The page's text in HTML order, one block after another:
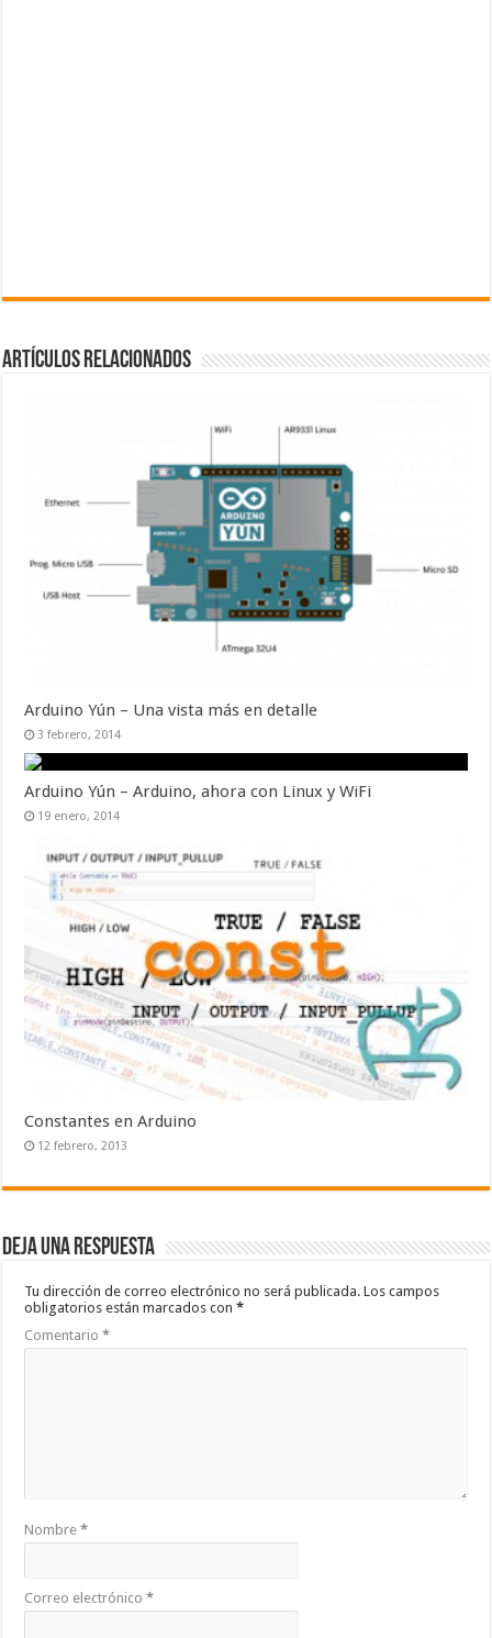
Artículos Relacionados
Arduino Yún – Una vista más en detalle
3 febrero, 2014
Arduino Yún – Arduino, ahora con Linux y WiFi
19 enero, 2014
Constantes en Arduino
12 febrero, 2013
Deja una respuesta
Tu dirección de correo electrónico no será publicada. Los campos
obligatorios están marcados con*
Comentario*
Nombre*
Correo electrónico*